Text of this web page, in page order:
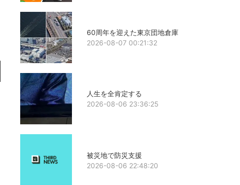
60周年を迎えた東京団地倉庫
2026-08-07 00:21:32
人生を全肯定する
2026-08-06 23:36:25
被災地で防災支援
2026-08-06 22:48:20